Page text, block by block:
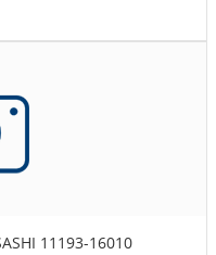
11193-16010